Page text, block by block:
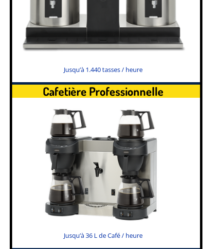
Jusqu’à 1.440 tasses / heure
Cafetière Professionnelle
Jusqu’à 36 L de Café / heure